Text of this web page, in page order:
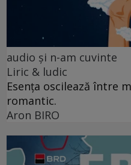
audio şi n-am cuvinte
Liric & ludic
Esența oscilează între
romantic.
Aron BIRO